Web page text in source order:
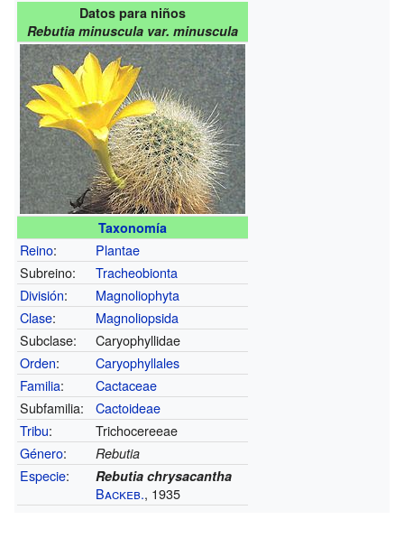
Datos para niños
Rebutia minuscula var. minuscula
Taxonomía
Reino:
Plantae
Subreino:
Tracheobionta
División:
Magnoliophyta
Clase:
Magnoliopsida
Subclase:
Caryophyllidae
Orden:
Caryophyllales
Familia:
Cactaceae
Subfamilia:
Cactoideae
Tribu:
Trichocereeae
Género: Rebutia
Especie: Rebutia chrysacantha
Backeb., 1935